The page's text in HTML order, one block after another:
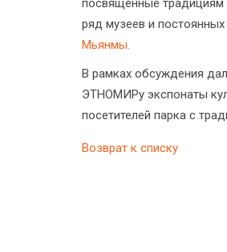
посвящённые традициям
ряд музеев и
Мьянмы.
В рамках обсуждения
ЭТНОМИРу экспонаты
посетителей парка с
Возврат к списку